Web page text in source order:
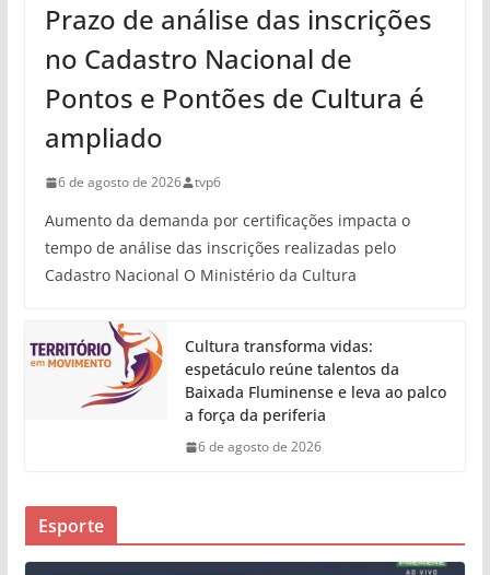
Prazo de análise das inscrições
no Cadastro Nacional de
Pontos e Pontões de Cultura é
ampliado
6 de agosto de 2026 tvp6
Aumento da demanda por certificações impacta o
tempo de análise das inscrições realizadas pelo
Cadastro Nacional O Ministério da Cultura
Cultura transforma vidas:
espetáculo reúne talentos da
Baixada Fluminense e leva ao palco
a força da periferia
6 de agosto de 2026
Esporte